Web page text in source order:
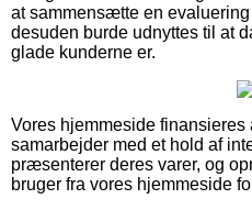
at sammensætte en
desuden burde udnyttes til at
glade kunderne er.
Vores hjemmeside finansieres
samarbejder med et hold af
præsenterer deres varer, og
bruger fra vores hjemmeside